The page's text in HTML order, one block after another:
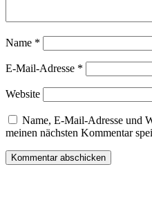
Name *
E-Mail-Adresse *
Website
Name, E-Mail-Adresse und
meinen nächsten Kommentar